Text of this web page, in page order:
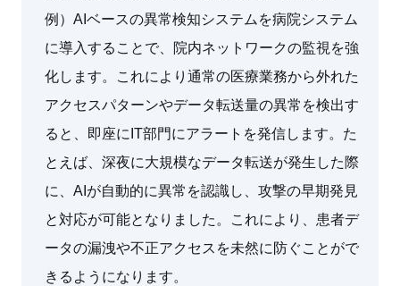
例）AIベースの異常検知システムを病院システム
に導入することで、院内ネットワークの監視を強
化します。これにより通常の医療業務から外れた
アクセスパターンやデータ転送量の異常を検出す
ると、即座にIT部門にアラートを発信します。た
とえば、深夜に大規模なデータ転送が発生した際
に、AIが自動的に異常を認識し、攻撃の早期発見
と対応が可能となりました。これにより、患者デ
ータの漏洩や不正アクセスを未然に防ぐことがで
きるようになります。